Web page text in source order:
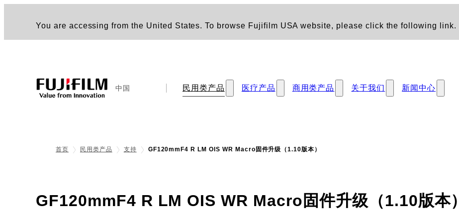
You are accessing from the United States. To browse Fujifilm USA website, please click the following link.
中国 民用类产品 医疗产品 商用类产品 关于我们 新闻中心
首页 民用类产品 支持 GF120mmF4 R LM OIS WR Macro固件升级（1.10版本）
GF120mmF4 R LM OIS WR Macro固件升级（1.10版本）